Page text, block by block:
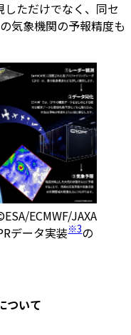
しただけでなく、同セ
気象機関の予報精度も
ECMWF/JAXA
データ実装※3の
ついて